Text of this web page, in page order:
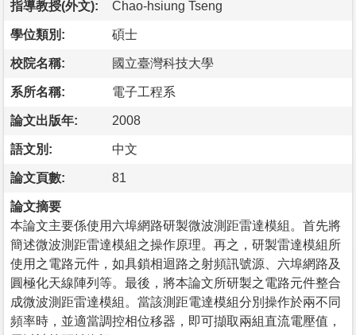
指導教授(外文): Chao-hsiung Tseng
學位類別: 碩士
校院名稱: 國立臺灣科技大學
系所名稱: 電子工程系
論文出版年: 2008
語文別: 中文
論文頁數: 81
論文摘要
本論文主要係使用六埠網路研製微波測距雷達模組。首先將
簡述微波測距雷達模組之操作原理。再之，研製雷達模組所
使用之電路元件，如具鎖相迴路之射頻訊號源、六埠網路及
圓極化天線陣列等。最後，將本論文所研製之電路元件整合
成微波測距雷達模組。當該測距電達模組分別操作於兩不同
頻率時，並適當調控相位移器，即可擷取兩組直流電壓值，